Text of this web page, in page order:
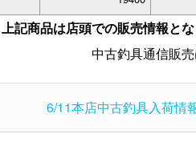
上記商品は店頭での販売情報とな
中古釣具通信販
6/11本店中古釣具入荷情